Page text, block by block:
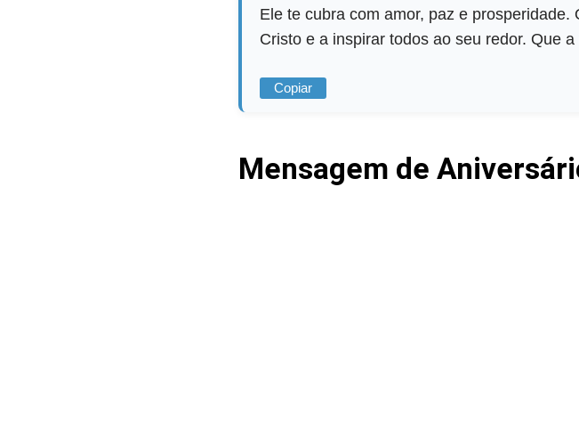
Ele te cubra com amor, paz e
Cristo e a inspirar todos ao seu redor. Que
Copiar
Mensagem de